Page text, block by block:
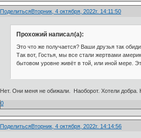
ПоделитьсяВторник, 4 октября, 2022г. 14:11:50
Прохожий написал(а):
Это что же получается? Ваши друзья так
Так вот, Гостья, мы все стали жертвами
бытовом уровне живёт в той, или иной мере.
Нет. Они меня не обижали. Наоборот. Хотели добра.
0
ПоделитьсяВторник, 4 октября, 2022г. 14:14:56